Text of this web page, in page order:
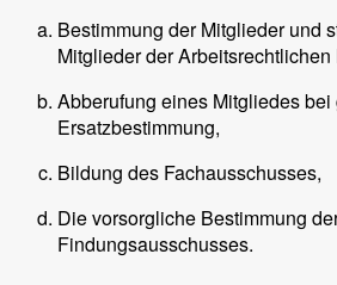
Bestimmung der Mitglieder und
Mitglieder der
Abberufung eines Mitgliedes
Ersatzbestimmung,
Bildung des Fachausschusses,
Die vorsorgliche Bestimmung
Findungsausschusses.